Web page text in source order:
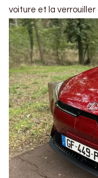
voiture et la